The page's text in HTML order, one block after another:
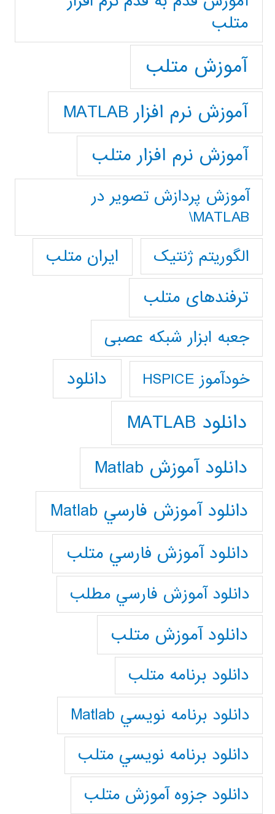
متلب
آموزش متلب
آموزش نرم افزار MATLAB
آموزش نرم افزار متلب
آموزش پردازش تصوير در
MATLAB\
الگوریتم ژنتیک
ایران متلب
ترفندهای متلب
جعبه ابزار شبکه عصبی
خودآموز HSPICE دانلود
دانلود MATLAB
دانلود آموزش Matlab
دانلود آموزش فارسي Matlab
دانلود آموزش فارسي متلب
دانلود آموزش فارسي مطلب
دانلود آموزش متلب
دانلود برنامه متلب
دانلود برنامه نويسي Matlab
دانلود برنامه نويسي متلب
دانلود جزوه آموزش متلب